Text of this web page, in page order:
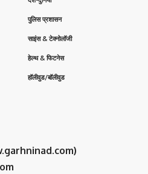
पुलिस प्रशासन
साइंस & टेक्नोलॉजी
हेल्थ & फिटनेस
हॉलीवुड/बॉलीवुड